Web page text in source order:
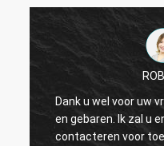
Dank u wel voor uw
en gebaren. Ik zal u
contacteren voor